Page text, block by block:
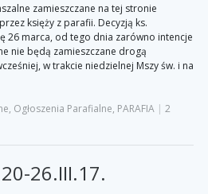
zamieszczane na tej stronie
księży z parafii. Decyzją ks.
26 marca, od tego dnia zarówno intencje
nie będą zamieszczane drogą
w trakcie niedzielnej Mszy św. i na
, Ogłoszenia Parafialne, PARAFIA | 2
26.III.17.